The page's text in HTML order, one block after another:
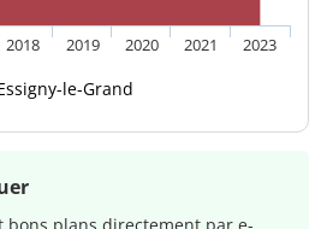
le-Grand
2018 2019 2020 2021 2023